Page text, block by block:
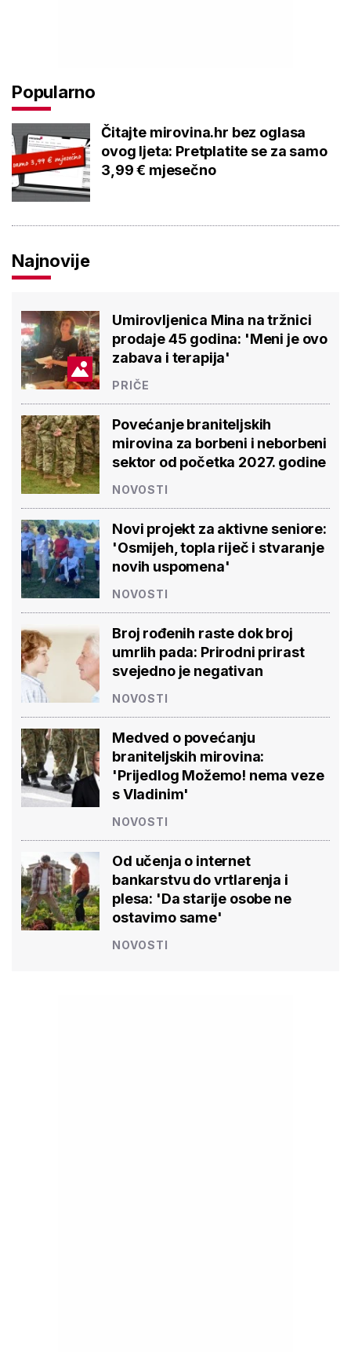
Popularno
Čitajte mirovina.hr bez oglasa
ovog ljeta: Pretplatite se za samo
3,99 € mjesečno
Najnovije
Umirovljenica Mina na tržnici
prodaje 45 godina: 'Meni je ovo
zabava i terapija'
PRIČE
Povećanje braniteljskih
mirovina za borbeni i neborbeni
sektor od početka 2027. godine
NOVOSTI
Novi projekt za aktivne seniore:
'Osmijeh, topla riječ i stvaranje
novih uspomena'
NOVOSTI
Broj rođenih raste dok broj
umrlih pada: Prirodni prirast
svejedno je negativan
NOVOSTI
Medved o povećanju
braniteljskih mirovina:
'Prijedlog Možemo! nema veze
s Vladinim'
NOVOSTI
Od učenja o internet
bankarstvu do vrtlarenja i
plesa: 'Da starije osobe ne
ostavimo same'
NOVOSTI